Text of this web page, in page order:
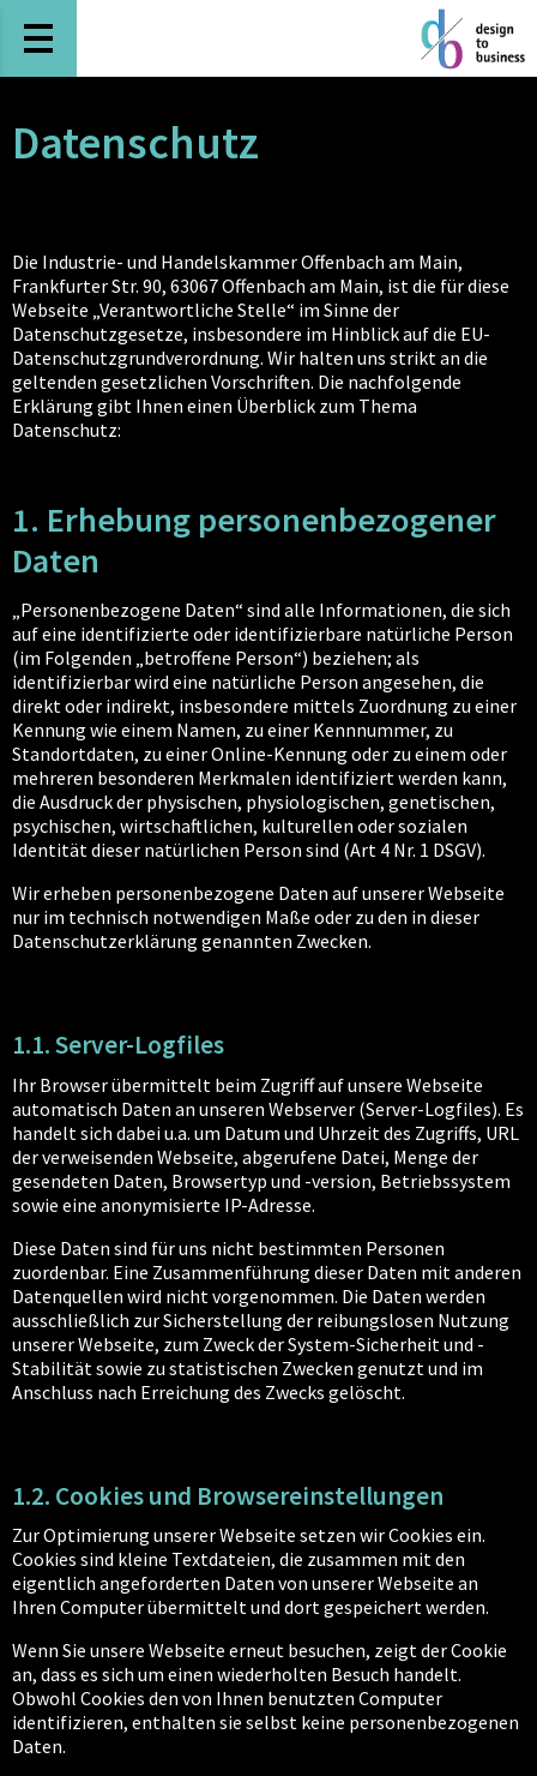
Datenschutz
Die Industrie- und Handelskammer Offenbach am Main,
Frankfurter Str. 90, 63067 Offenbach am Main, ist die für diese
Webseite „Verantwortliche Stelle“ im Sinne der
Datenschutzgesetze, insbesondere im Hinblick auf die EU-
Datenschutzgrundverordnung. Wir halten uns strikt an die
geltenden gesetzlichen Vorschriften. Die nachfolgende
Erklärung gibt Ihnen einen Überblick zum Thema
Datenschutz:
1. Erhebung personenbezogener
Daten
„Personenbezogene Daten“ sind alle Informationen, die sich
auf eine identifizierte oder identifizierbare natürliche Person
(im Folgenden „betroffene Person“) beziehen; als
identifizierbar wird eine natürliche Person angesehen, die
direkt oder indirekt, insbesondere mittels Zuordnung zu einer
Kennung wie einem Namen, zu einer Kennnummer, zu
Standortdaten, zu einer Online-Kennung oder zu einem oder
mehreren besonderen Merkmalen identifiziert werden kann,
die Ausdruck der physischen, physiologischen, genetischen,
psychischen, wirtschaftlichen, kulturellen oder sozialen
Identität dieser natürlichen Person sind (Art 4 Nr. 1 DSGV).
Wir erheben personenbezogene Daten auf unserer Webseite
nur im technisch notwendigen Maße oder zu den in dieser
Datenschutzerklärung genannten Zwecken.
1.1. Server-Logfiles
Ihr Browser übermittelt beim Zugriff auf unsere Webseite
automatisch Daten an unseren Webserver (Server-Logfiles). Es
handelt sich dabei u.a. um Datum und Uhrzeit des Zugriffs, URL
der verweisenden Webseite, abgerufene Datei, Menge der
gesendeten Daten, Browsertyp und -version, Betriebssystem
sowie eine anonymisierte IP-Adresse.
Diese Daten sind für uns nicht bestimmten Personen
zuordenbar. Eine Zusammenführung dieser Daten mit anderen
Datenquellen wird nicht vorgenommen. Die Daten werden
ausschließlich zur Sicherstellung der reibungslosen Nutzung
unserer Webseite, zum Zweck der System-Sicherheit und -
Stabilität sowie zu statistischen Zwecken genutzt und im
Anschluss nach Erreichung des Zwecks gelöscht.
1.2. Cookies und Browsereinstellungen
Zur Optimierung unserer Webseite setzen wir Cookies ein.
Cookies sind kleine Textdateien, die zusammen mit den
eigentlich angeforderten Daten von unserer Webseite an
Ihren Computer übermittelt und dort gespeichert werden.
Wenn Sie unsere Webseite erneut besuchen, zeigt der Cookie
an, dass es sich um einen wiederholten Besuch handelt.
Obwohl Cookies den von Ihnen benutzten Computer
identifizieren, enthalten sie selbst keine personenbezogenen
Daten.